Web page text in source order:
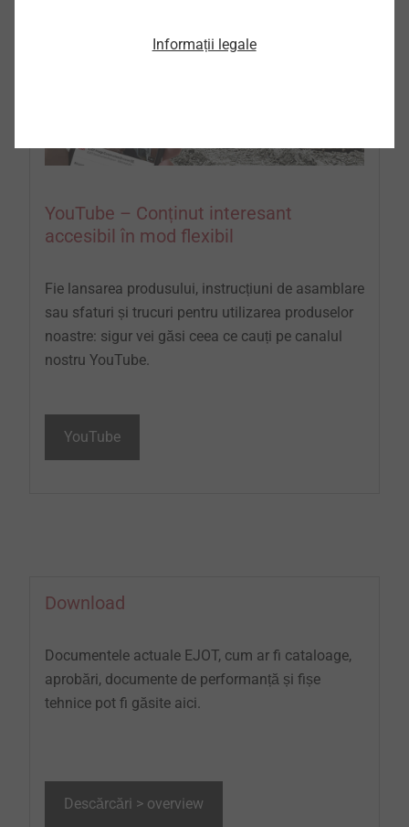
YouTube – Conținut interesant
accesibil în mod flexibil
Fie lansarea produsului, instrucțiuni de asamblare
sau sfaturi și trucuri pentru utilizarea produselor
noastre: sigur vei găsi ceea ce cauți pe canalul
nostru YouTube.
YouTube
Download
Documentele actuale EJOT, cum ar fi cataloage,
aprobări, documente de performanță și fișe
tehnice pot fi găsite aici.
Descărcări > overview
Informații legale